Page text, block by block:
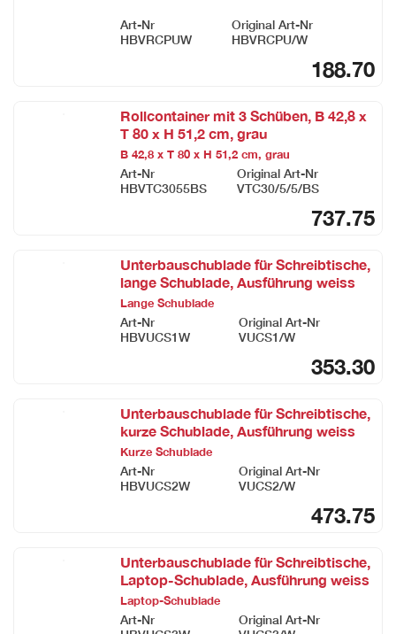
Art-Nr
HBVRCPUW
Original Art-Nr
HBVRCPU/W
188.70
Rollcontainer mit 3 Schüben, B 42,8 x
T 80 x H 51,2 cm, grau
B 42,8 x T 80 x H 51,2 cm, grau
Art-Nr
HBVTC3055BS
Original Art-Nr
VTC30/5/5/BS
737.75
Unterbauschublade für Schreibtische,
lange Schublade, Ausführung weiss
Lange Schublade
Art-Nr
HBVUCS1W
Original Art-Nr
VUCS1/W
353.30
Unterbauschublade für Schreibtische,
kurze Schublade, Ausführung weiss
Kurze Schublade
Art-Nr
HBVUCS2W
Original Art-Nr
VUCS2/W
473.75
Unterbauschublade für Schreibtische,
Laptop-Schublade, Ausführung weiss
Laptop-Schublade
Art-Nr
Original Art-Nr